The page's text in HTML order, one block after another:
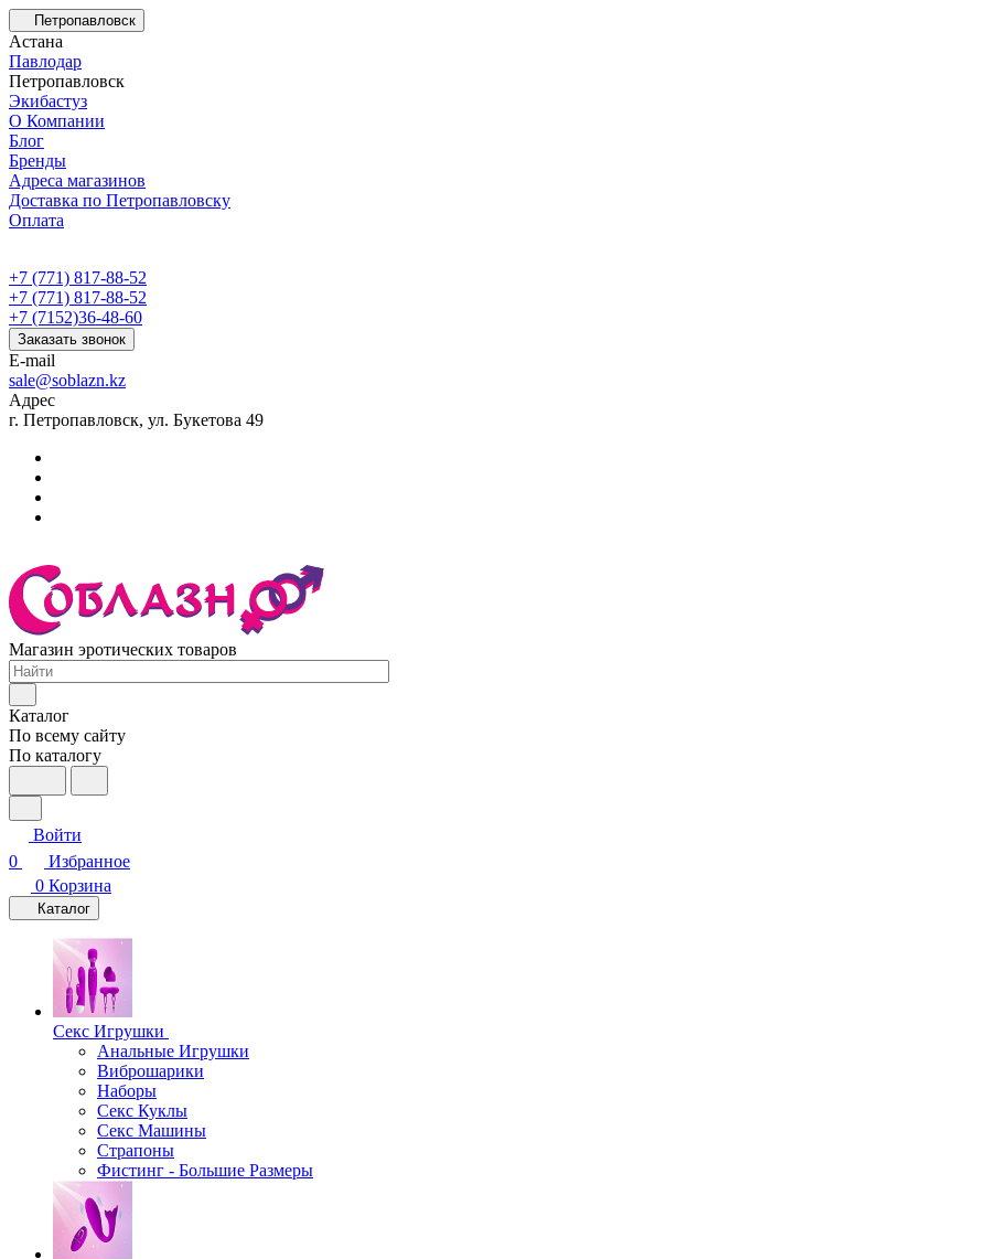
Петропавловск
Астана
Павлодар
Петропавловск
Экибастуз
О Компании
Блог
Бренды
Адреса магазинов
Доставка по Петропавловску
Оплата
+7 (771) 817-88-52
+7 (771) 817-88-52
+7 (7152)36-48-60
Заказать звонок
E-mail
sale@soblazn.kz
Адрес
г. Петропавловск, ул. Букетова 49
Магазин эротических товаров
Каталог
По всему сайту
По каталогу
Войти
0
Избранное
0 Корзина
Каталог
Секс Игрушки
Анальные Игрушки
Виброшарики
Наборы
Секс Куклы
Секс Машины
Страпоны
Фистинг - Большие Размеры